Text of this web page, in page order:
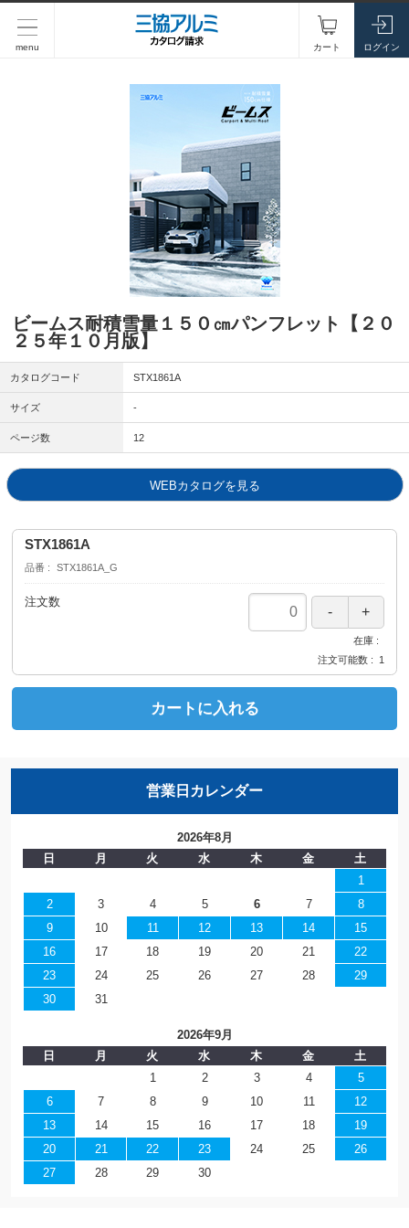
menu カート ログイン
ビームス耐積雪量１５０㎝パンフレット【２０
２５年１０月版】
カタログコード STX1861A
サイズ -
ページ数 12
WEBカタログを見る
STX1861A
品番 STX1861A_G
注文数
在庫
注文可能数
1
カートに入れる
営業日カレンダー
2026年8月
日
月 火 水 木 金
土
1
2
3 4 5 6 7
8
9
10 11 12 13 14
15
16
17 18 19 20 21
22
23
24 25 26 27 28
29
30
31
2026年9月
日
月 火 水 木 金
土
1
2 3 4
5
6
7 8 9 10 11
12
13
14 15 16 17 18
19
20
21 22 23 24 25
26
27
28 29 30